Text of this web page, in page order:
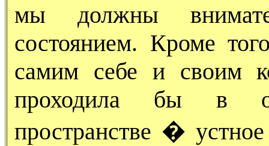
мы должны
состоянием. Кроме
самим себе и своим
проходила бы в
пространстве �